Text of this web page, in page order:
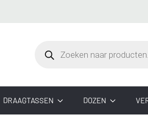
zoeken
DRAAGTASSEN DOZEN